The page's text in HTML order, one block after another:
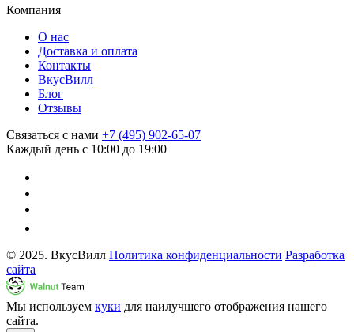
Компания
О нас
Доставка и оплата
Контакты
ВкусВилл
Блог
Отзывы
Связаться с нами +7 (495) 902-65-07
Каждый день с 10:00 до 19:00
© 2025. ВкусВилл Политика конфиденциальности Разработка
сайта
Мы используем куки для наилучшего отображения нашего
сайта.